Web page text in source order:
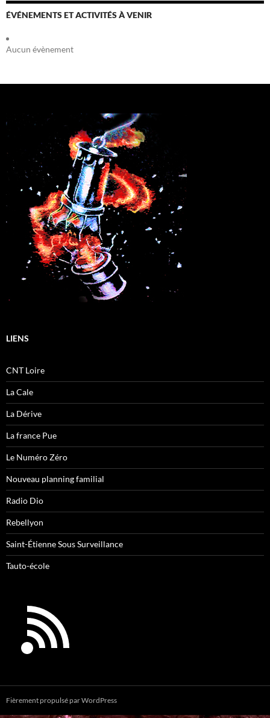
ÉVÉNEMENTS ET ACTIVITÉS À VENIR
Aucun évènement
LIENS
CNT Loire
La Cale
La Dérive
La france Pue
Le Numéro Zéro
Nouveau planning familial
Radio Dio
Rebellyon
Saint-Étienne Sous Surveillance
Tauto-école
Fièrement propulsé par WordPress